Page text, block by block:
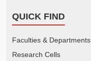
QUICK FIND
Faculties & Departments
Research Cells